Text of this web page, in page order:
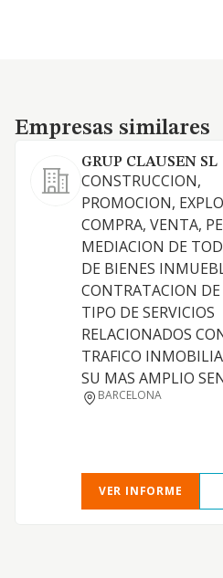
Empresas similares
Empresas similares
GRUP CLAUSEN SL
CONSTRUCCION,
PROMOCION,
COMPRA, VENTA,
MEDIACION DE
DE BIENES
CONTRATACION
TIPO DE SERVICIOS
RELACIONADOS
TRAFICO
SU MAS AMPLIO
BARCELONA
VER INFORME